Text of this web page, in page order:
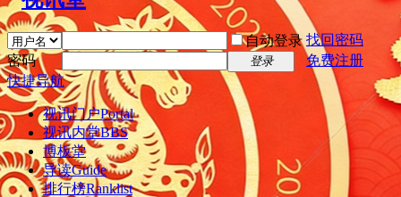
自动登录 找回密码
密码
登录
免费注册
快捷导航
视讯门户Portal
视讯内堂BBS
博板堂
导读Guide
排行榜Ranklist